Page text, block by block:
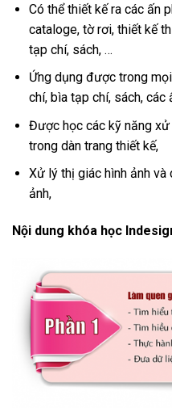
Có thể thiết kế ra các ấn
cataloge, tờ rơi, thiết kế
tạp chí, sách, …
Ứng dụng được trong
chí, bìa tạp chí, sách, các
Được học các kỹ năng
trong dàn trang thiết kế,
Xử lý thị giác hình ảnh và
ảnh,
Nội dung khóa học